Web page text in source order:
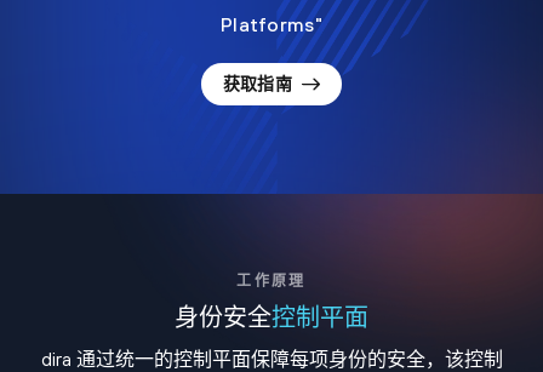
Platforms"
获取指南
工作原理
身份安全控制平面
dira 通过统一的控制平面保障每项身份的安全，该控制